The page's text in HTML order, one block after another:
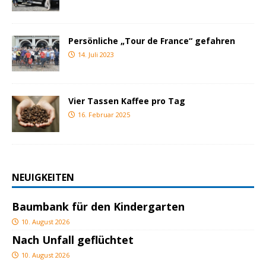
Persönliche „Tour de France“ gefahren
14. Juli 2023
Vier Tassen Kaffee pro Tag
16. Februar 2025
NEUIGKEITEN
Baumbank für den Kindergarten
10. August 2026
Nach Unfall geflüchtet
10. August 2026